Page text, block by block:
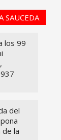
SAUCEDA
los 99
del
de la